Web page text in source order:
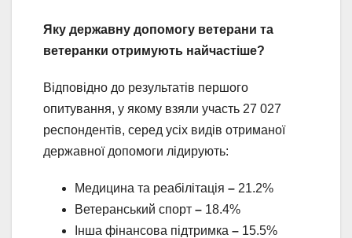
Яку державну допомогу ветерани та
ветеранки отримують найчастіше?
Відповідно до результатів першого
опитування, у якому взяли участь 27 027
респондентів, серед усіх видів отриманої
державної допомоги лідирують:
Медицина та реабілітація – 21.2%
Ветеранський спорт – 18.4%
Інша фінансова підтримка – 15.5%